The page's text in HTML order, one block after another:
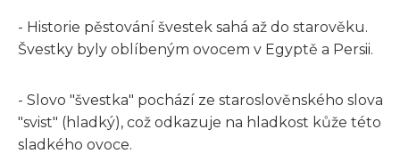
- Historie pěstování švestek sahá až do starověku.
Švestky byly oblíbeným ovocem v Egyptě a Persii.
- Slovo "švestka" pochází ze staroslověnského slova
"svist" (hladký), což odkazuje na hladkost kůže této
sladkého ovoce.